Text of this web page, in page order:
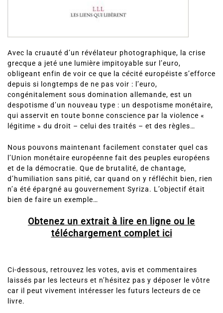
Avec la cruauté d’un révélateur photographique, la crise
grecque a jeté une lumière impitoyable sur l’euro,
obligeant enfin de voir ce que la cécité européiste s’efforce
depuis si longtemps de ne pas voir : l’euro,
congénitalement sous domination allemande, est un
despotisme d’un nouveau type : un despotisme monétaire,
qui asservit en toute bonne conscience par la violence «
légitime » du droit – celui des traités – et des règles…
Nous pouvons maintenant facilement constater quel cas
l’Union monétaire européenne fait des peuples européens
et de la démocratie. Que de brutalité, de chantage,
d’humiliation sans pitié, car quand on y réfléchit bien, rien
n’a été épargné au gouvernement Syriza. L’objectif était
bien de faire un exemple…
Obtenez un extrait à lire en ligne ou le
téléchargement complet ici
Ci-dessous, retrouvez les votes, avis et commentaires
laissés par les lecteurs et n’hésitez pas y déposer le vôtre
car il peut vivement intéresser les futurs lecteurs de ce
livre.